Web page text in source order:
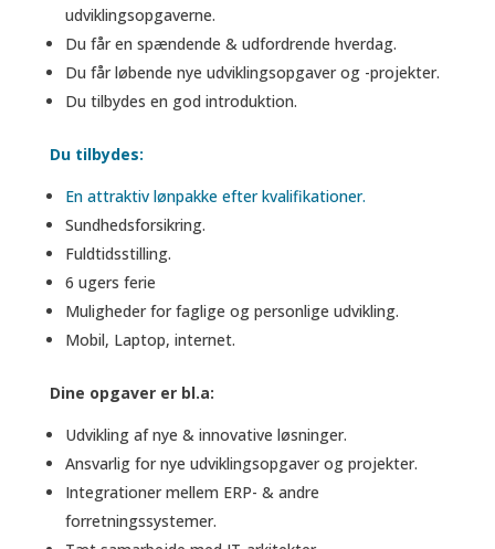
udviklingsopgaverne.
Du får en spændende & udfordrende hverdag.
Du får løbende nye udviklingsopgaver og -projekter.
Du tilbydes en god introduktion.
Du tilbydes:
En attraktiv lønpakke efter kvalifikationer.
Sundhedsforsikring.
Fuldtidsstilling.
6 ugers ferie
Muligheder for faglige og personlige udvikling.
Mobil, Laptop, internet.
Dine opgaver er bl.a:
Udvikling af nye & innovative løsninger.
Ansvarlig for nye udviklingsopgaver og projekter.
Integrationer mellem ERP- & andre
forretningssystemer.